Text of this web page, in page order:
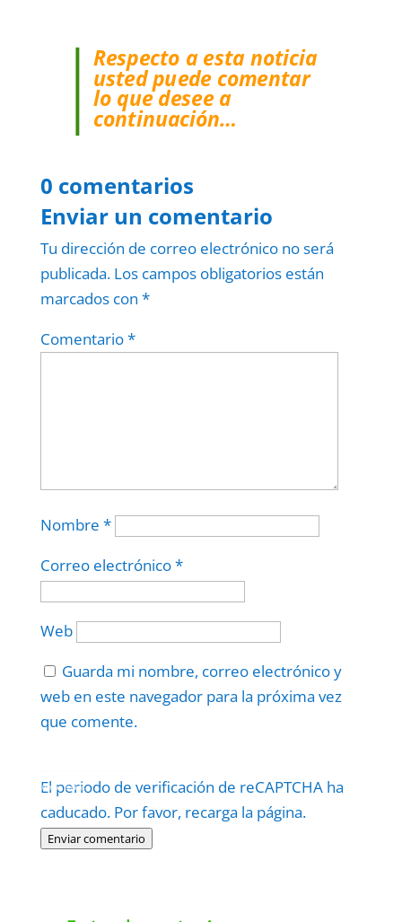
Respecto a esta noticia
usted puede comentar
lo que desee a
continuación…
0 comentarios
Enviar un comentario
Tu dirección de correo electrónico no será
publicada. Los campos obligatorios están
marcados con *
Comentario*
Nombre *
Correo electrónico*
Web
Guarda mi nombre, correo electrónico y
web en este navegador para la próxima vez
que comente.
El periodo de verificación de reCAPTCHA ha
caducado. Por favor, recarga la página.
Enviar comentario
Politica–Términos.